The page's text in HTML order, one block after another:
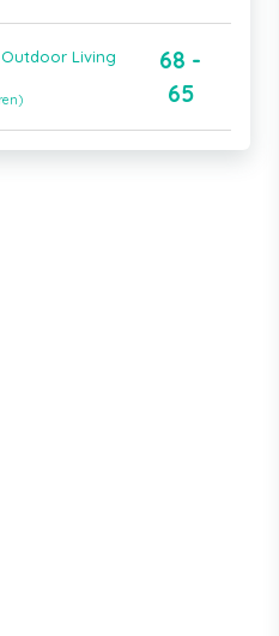
Outdoor Living
68 -
65